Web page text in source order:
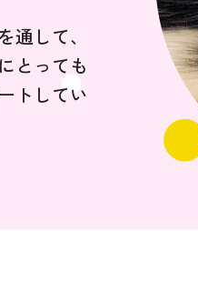
通して、
とっても
トしてい